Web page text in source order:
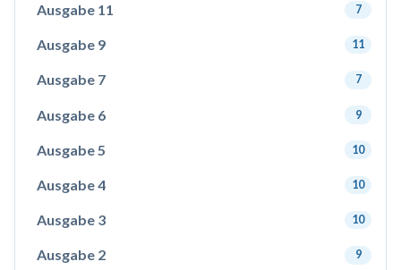
Ausgabe 11 7
Ausgabe 9 11
Ausgabe 7 7
Ausgabe 6 9
Ausgabe 5 10
Ausgabe 4 10
Ausgabe 3 10
Ausgabe 2 9